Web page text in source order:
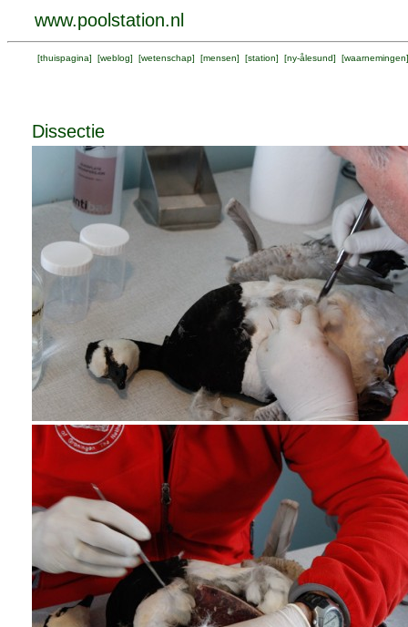
www.poolstation.nl
[thuispagina] [weblog] [wetenschap] [mensen] [station] [ny-ålesund] [waarnemingen
Dissectie